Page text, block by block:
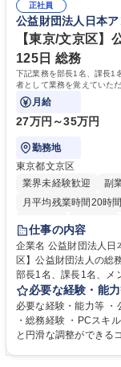
道路施設や道路工事現
へ配属。※業務内容変更の範囲：
ープ】総合職（事務
部門など多岐に渡る業
事業の他、新宿駅西口
イン」の管理運営を行
います。 学歴・資格 学歴：大学院 大学 高専 短大 専修学校 高校 語学力：
資格：
正社員
公益財団法人日本
【東京/文京区】
125日 総務
下記業務を部長1名、課長1
者として業務を覚えていた
躍いただくことを期待して
月給
27万円～35万円
勤務地
東京都文京区
業界未経験歓迎
副
月平均残業時間20時
賞与あり
育休あり
食事補助あり
仕事の内容
企業名 公益財団法人日本アンチ
区】公益財団法人の総務人事業務
部長1名、課長1名、メ
当者として業務を覚え
ジションとして活躍いただくこ
プの業務内容】 ・人
怠管理 ・官公庁への各
必要な経験・能
必要な経験・能力等
・総務経験 ・PCスキ
と円滑な調整ができるコミ